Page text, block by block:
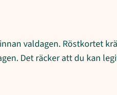
valdagen. Röstkortet
Det räcker att du kan